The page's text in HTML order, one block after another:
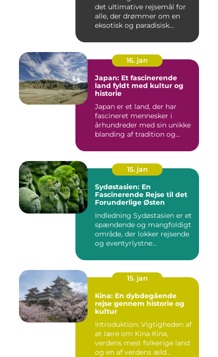
det ultimative rejsemål for
alle, der drømmer om en
eksotisk og paradisisk...
16. jan
Japan: Et fascinerende
land fyldt med kultur og
historie
Japan er et land, der har
fascineret mennesker i
århundreder med sin unikke
blanding af tradition og...
15. jan
Sydøstasien: En
Fascinerende Rejse til det
Forunderlige Østen
Indledning Sydøstasien er et
spændende og mangfoldigt
område, der lokker rejsende
og eventyrlystne...
15. jan
Kina: En dybdegående
rejse gennem historie og
kultur
Introduktion: Vigtigheden af
at lære om Kina Kina,
verdens mest folkerige land
og en af verdens æld...